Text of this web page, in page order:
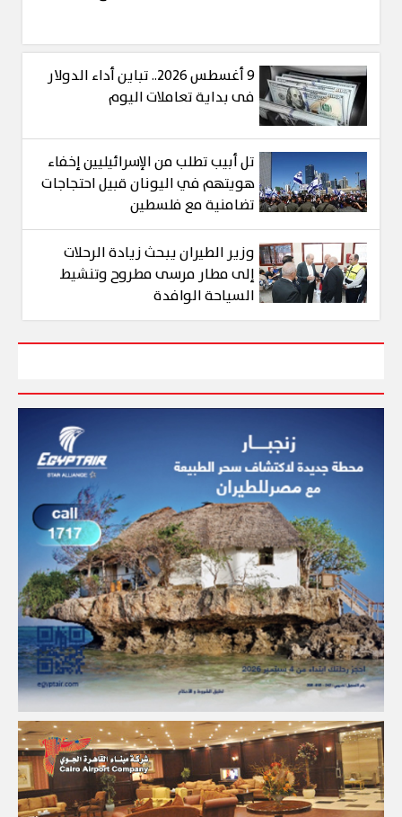
9 أغسطس 2026.. تباين أداء الدولار
فى بداية تعاملات اليوم
تل أبيب تطلب من الإسرائيليين إخفاء
هويتهم في اليونان قبيل احتجاجات
تضامنية مع فلسطين
وزير الطيران يبحث زيادة الرحلات
إلى مطار مرسى مطروح وتنشيط
السياحة الوافدة